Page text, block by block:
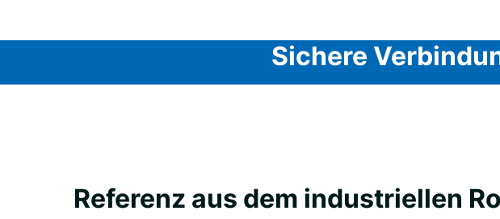
Sichere
Referenz aus dem industriellen